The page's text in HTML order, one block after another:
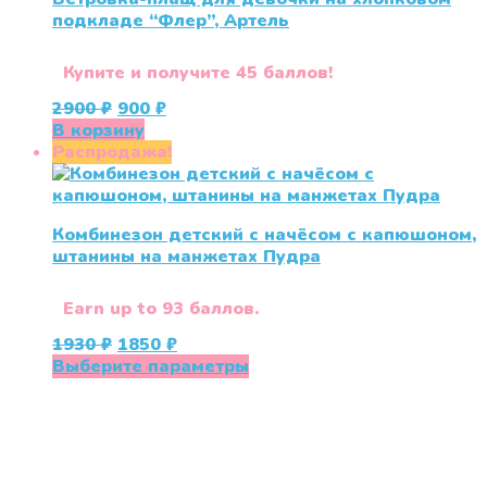
подкладе “Флер”, Артель
Купите и получите 45 баллов!
2900₽ Первоначальная
цена
составляла
2900 ₽.
900₽Текущая
900 ₽.
В корзину
Распродажа!
Комбинезон детский с начёсом с капюшоном,
штанины на манжетах Пудра
Earn up to 93 баллов.
1930₽ Первоначальная
цена
1850₽Текущая
цена:
Выберите параметры